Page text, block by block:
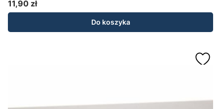
Cena
11,90 zł
Do koszyka